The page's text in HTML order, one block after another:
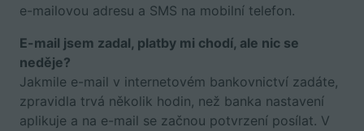
e-mailovou adresu a SMS na mobilní telefon.
E-mail jsem zadal, platby mi chodí, ale nic se
neděje?
Jakmile e-mail v internetovém bankovnictví zadáte,
zpravidla trvá několik hodin, než banka nastavení
aplikuje a na e-mail se začnou potvrzení posílat. V